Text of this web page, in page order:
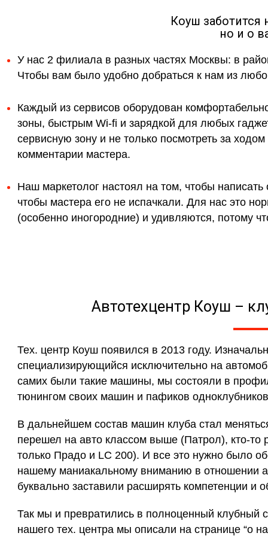
Коуш заботится
но и о
У нас 2 филиала в разных частях Москвы: в
Чтобы вам было удобно добраться к нам из
Каждый из сервисов оборудован
зоны, быстрым Wi-fi и зарядкой для любых
сервисную зону и не только посмотреть за
комментарии мастера.
Наш маркетолог настоял на том, чтобы
чтобы мастера его не испачкали. Для нас это
(особенно иногородние) и удивляются, потому
Автотехцентр Коуш –
Тех. центр Коуш появился в 2013 году.
специализирующийся исключительно на
самих были такие машины, мы состояли в
тюнингом своих машин и пафиков
В дальнейшем состав машин клуба стал
перешел на авто классом выше (Патрол), кто-
только Прадо и LC 200). И все это нужно было
нашему маниакальному вниманию в отношении
буквально заставили расширять компетенции
Так мы и превратились в полноценный клубный
нашего тех. центра мы описали на странице “о